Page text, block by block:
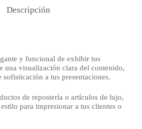
Descripción
y funcional de exhibir tus
una visualización clara del contenido,
sofisticación a tus presentaciones.
de repostería o artículos de lujo,
para impresionar a tus clientes o